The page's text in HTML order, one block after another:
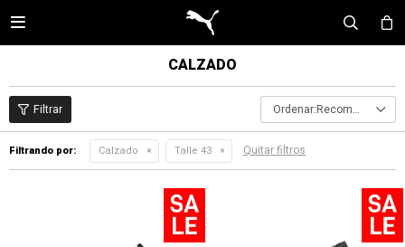

CALZADO
Recomendados
Filtrando por: Calzado Talle 43 Quitar filtros